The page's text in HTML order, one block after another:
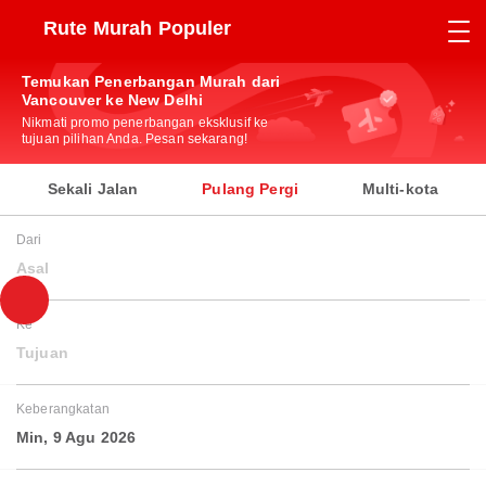
Rute Murah Populer
Temukan Penerbangan Murah dari
Vancouver ke New Delhi
Nikmati promo penerbangan eksklusif ke
tujuan pilihan Anda. Pesan sekarang!
Sekali Jalan Pulang Pergi Multi-kota
Dari
Asal
Ke
Tujuan
Keberangkatan
Min, 9 Agu 2026